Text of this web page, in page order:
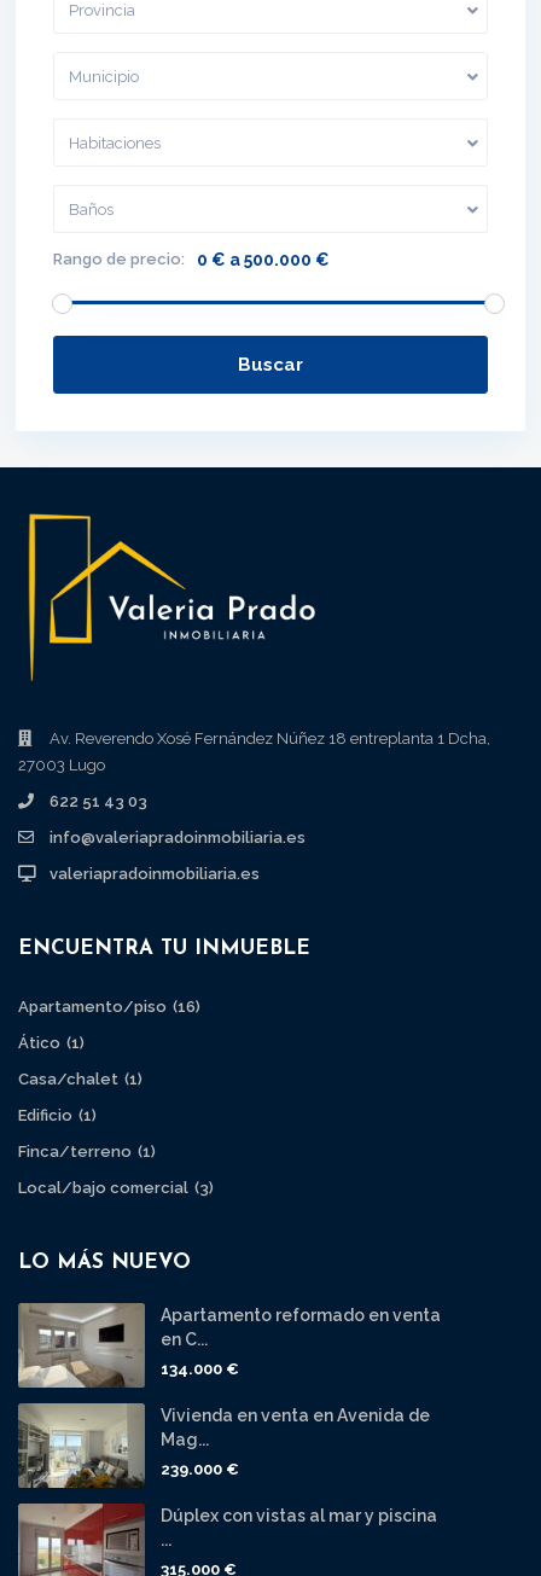
Provincia
Municipio
Habitaciones
Baños
Rango de precio: 0 € a 500.000 €
Buscar
Av. Reverendo Xosé Fernández Núñez 18 entreplanta 1 Dcha,
27003 Lugo
622 51 43 03
info@valeriapradoinmobiliaria.es
valeriapradoinmobiliaria.es
ENCUENTRA TU INMUEBLE
Apartamento/piso (16)
Ático (1)
Casa/chalet (1)
Edificio (1)
Finca/terreno (1)
Local/bajo comercial (3)
LO MÁS NUEVO
Apartamento reformado en venta
en C...
134.000 €
Vivienda en venta en Avenida de
Mag...
239.000 €
Dúplex con vistas al mar y piscina
...
315.000 €